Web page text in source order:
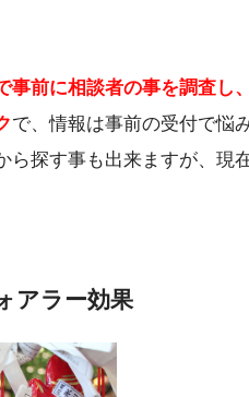
事前に相談者の事を調査し
で、情報は事前の受付で悩
ら探す事も出来ますが、現
アラー効果